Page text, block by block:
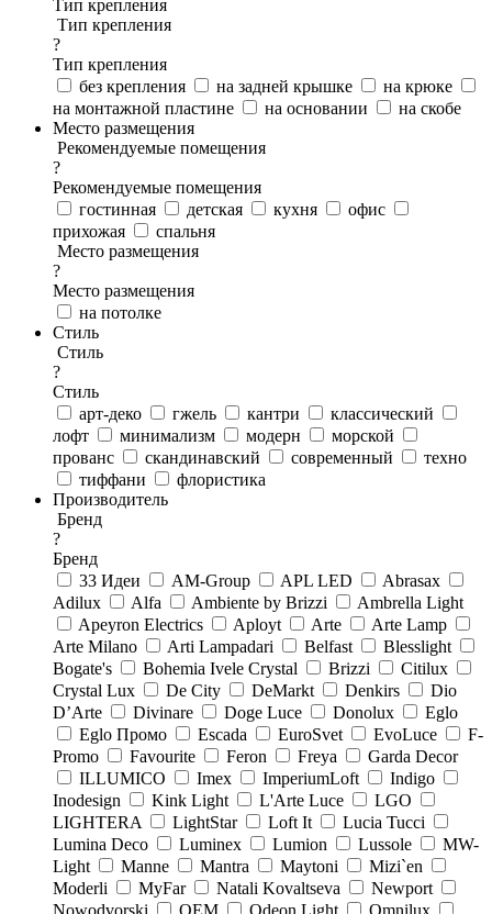
Тип крепления
Тип крепления
?
Тип крепления
без крепления
на задней крышке
на крюке
на монтажной пластине
на основании
на скобе
Место размещения
Рекомендуемые помещения
?
Рекомендуемые помещения
гостинная
детская кухня
офис
прихожая
спальня
Место размещения
?
Место размещения
на потолке
Стиль
Стиль
?
Стиль
арт-деко
гжель кантри
классический
лофт
минимализм модерн
морской
прованс
скандинавский современный
техно
тиффани
флористика
Производитель
Бренд
?
Бренд
33 Идеи
AM-Group APL LED
Abrasax
Adilux
Alfa Ambiente by Brizzi
Ambrella Light
Apeyron Electrics
Aployt Arte
Arte Lamp
Arte Milano
Arti Lampadari Belfast
Blesslight
Bogate's
Bohemia Ivele Crystal Brizzi
Citilux
Crystal Lux
De City DeMarkt Denkirs
Dio
D’Arte
Divinare Doge Luce Donolux
Eglo
Eglo Промо
Escada EuroSvet EvoLuce
F-
Promo
Favourite Feron Freya
Garda Decor
ILLUMICO
Imex ImperiumLoft
Indigo
Inodesign
Kink Light L'Arte Luce
LGO
LIGHTERA
LightStar Loft It
Lucia Tucci
Lumina Deco
Luminex Lumion Lussole
MW-
Light
Manne Mantra Maytoni
Mizi`en
Moderli
MyFar Natali Kovaltseva
Newport
Nowodvorski
OEM Odeon Light
Omnilux